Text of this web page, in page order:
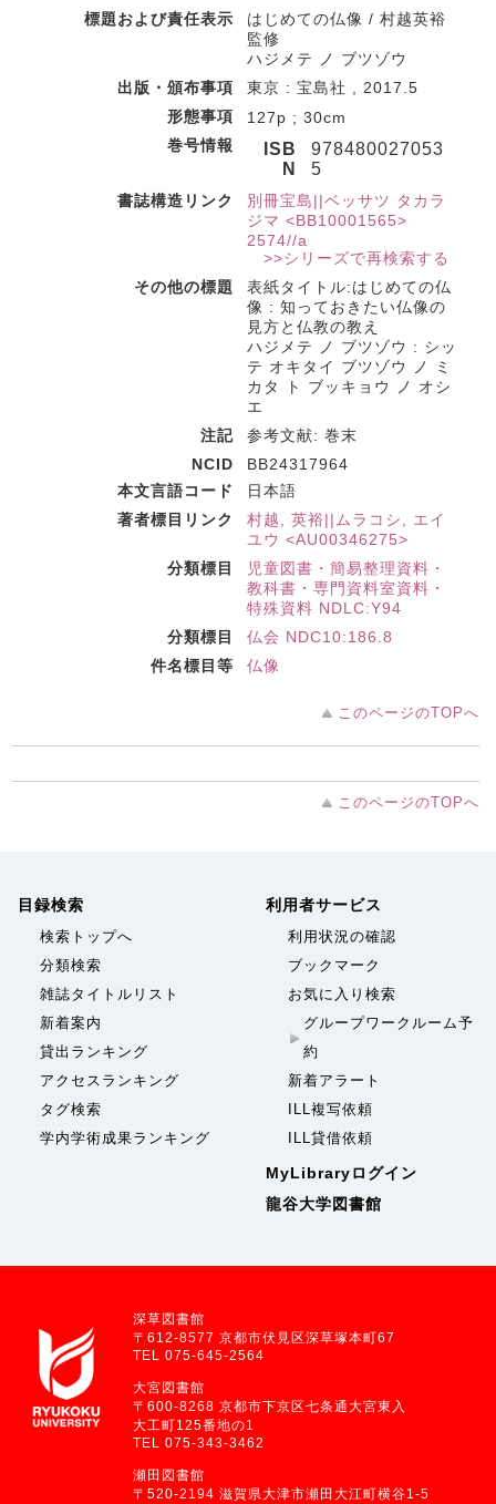
標題および責任表示
はじめての仏像 / 村越英裕
監修
ハジメテ ノ ブツゾウ
出版・頒布事項
東京 : 宝島社 , 2017.5
形態事項
127p ; 30cm
巻号情報
ISB
N
978480027053
5
書誌構造リンク
別冊宝島||ベッサツ タカラ
ジマ <BB10001565>
2574//a
>>シリーズで再検索する
その他の標題
表紙タイトル:はじめての仏
像 : 知っておきたい仏像の
見方と仏教の教え
ハジメテ ノ ブツゾウ : シッ
テ オキタイ ブツゾウ ノ ミ
カタ ト ブッキョウ ノ オシ
エ
注記
参考文献: 巻末
NCID
BB24317964
本文言語コード
日本語
著者標目リンク
村越, 英裕||ムラコシ, エイ
ユウ <AU00346275>
分類標目
児童図書・簡易整理資料・
教科書・専門資料室資料・
特殊資料 NDLC:Y94
分類標目
仏会 NDC10:186.8
件名標目等
仏像
このページのTOPへ
このページのTOPへ
目録検索
検索トップへ
分類検索
雑誌タイトルリスト
新着案内
貸出ランキング
アクセスランキング
タグ検索
学内学術成果ランキング
利用者サービス
利用状況の確認
ブックマーク
お気に入り検索
グループワークルーム予
約
新着アラート
ILL複写依頼
ILL貸借依頼
MyLibraryログイン
龍谷大学図書館
深草図書館
〒612-8577 京都市伏見区深草塚本町67
TEL 075-645-2564
大宮図書館
〒600-8268 京都市下京区七条通大宮東入
大工町125番地の1
TEL 075-343-3462
瀬田図書館
〒520-2194 滋賀県大津市瀬田大江町横谷1-5